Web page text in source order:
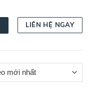
LIÊN HỆ NGAY